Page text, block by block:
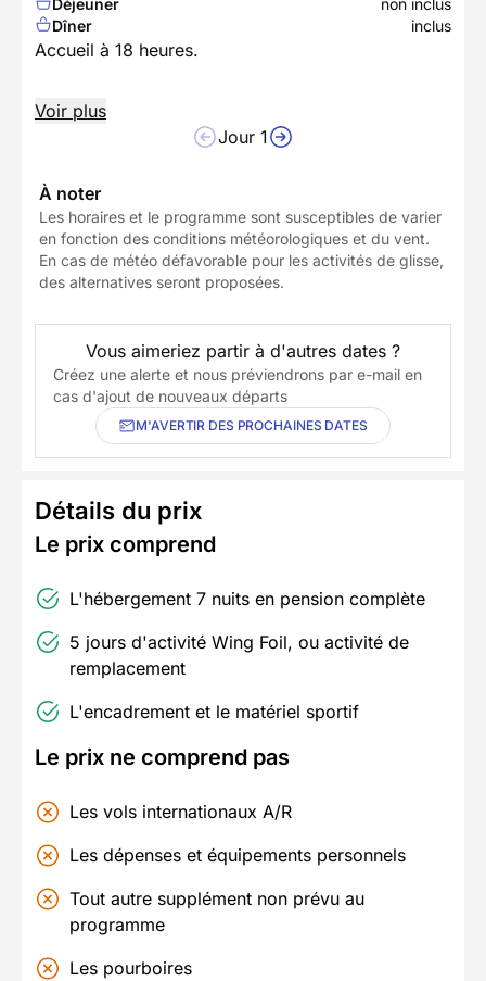
Déjeuner
non inclus
Dîner
inclus
Accueil à 18 heures.
Voir plus
Jour 1
À noter
Les horaires et le programme sont susceptibles de varier
en fonction des conditions météorologiques et du vent.
En cas de météo défavorable pour les activités de glisse,
des alternatives seront proposées.
Vous aimeriez partir à d'autres dates ?
Créez une alerte et nous préviendrons par e-mail en
cas d'ajout de nouveaux départs
M'AVERTIR DES PROCHAINES DATES
Détails du prix
Le prix comprend
L'hébergement 7 nuits en pension complète
5 jours d'activité Wing Foil, ou activité de
remplacement
L'encadrement et le matériel sportif
Le prix ne comprend pas
Les vols internationaux A/R
Les dépenses et équipements personnels
Tout autre supplément non prévu au
programme
Les pourboires